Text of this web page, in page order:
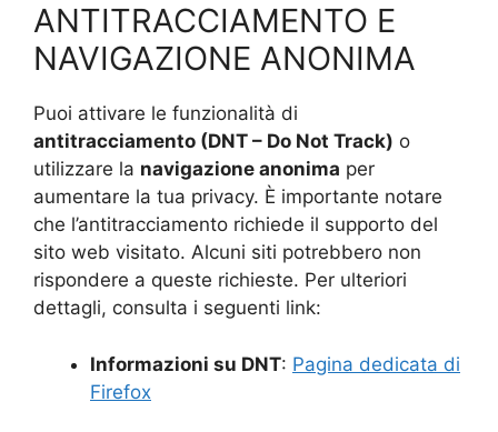
ANTITRACCIAMENTO E
NAVIGAZIONE ANONIMA
Puoi attivare le funzionalità di
antitracciamento (DNT – Do Not Track) o
utilizzare la navigazione anonima per
aumentare la tua privacy. È importante notare
che l’antitracciamento richiede il supporto del
sito web visitato. Alcuni siti potrebbero non
rispondere a queste richieste. Per ulteriori
dettagli, consulta i seguenti link:
Informazioni su DNT: Pagina dedicata di
Firefox